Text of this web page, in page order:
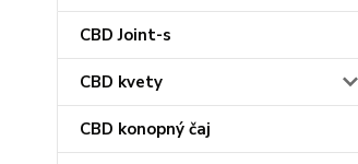
CBD Joint-s
CBD kvety
CBD konopný čaj